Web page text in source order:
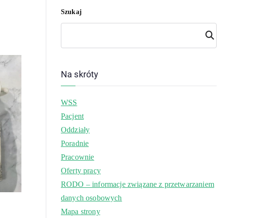
Szukaj
Szuk
aj
Na skróty
WSS
Pacjent
Oddziały
Poradnie
Pracownie
Oferty pracy
RODO – informacje związane z przetwarzaniem
danych osobowych
Mapa strony